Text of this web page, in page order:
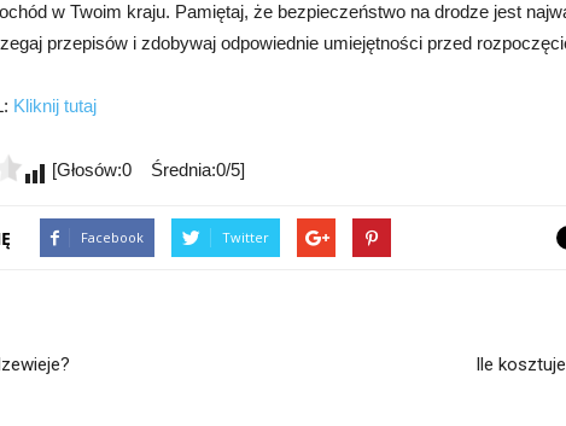
w Twoim kraju. Pamiętaj, że bezpieczeństwo na drodze jest
przepisów i zdobywaj odpowiednie umiejętności przed
Kliknij tutaj
[Głosów:0 Średnia:0/5]
Facebook Twitter
Ile